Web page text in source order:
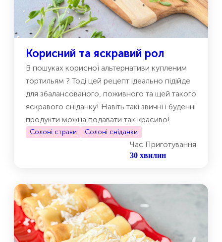
Корисний та яскравий рол
В пошуках корисної альтернативи купленим
тортильям ? Тоді цей рецепт ідеально підійде
для збалансованого, поживного та щей такого
яскравого сніданку! Навіть такі звичні і буденні
продукти можна подавати так красиво!
Солоні страви Солоні сніданки
Час Приготування
30 хвилин